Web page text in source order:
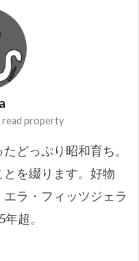
property
どっぷり昭和育ち。
を綴ります。好物
ラ・フィッツジェラ
超。